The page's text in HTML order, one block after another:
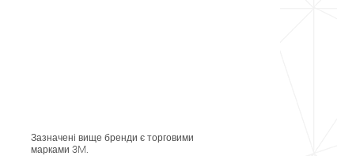
Зазначені вище бренди є торговими
марками 3M.